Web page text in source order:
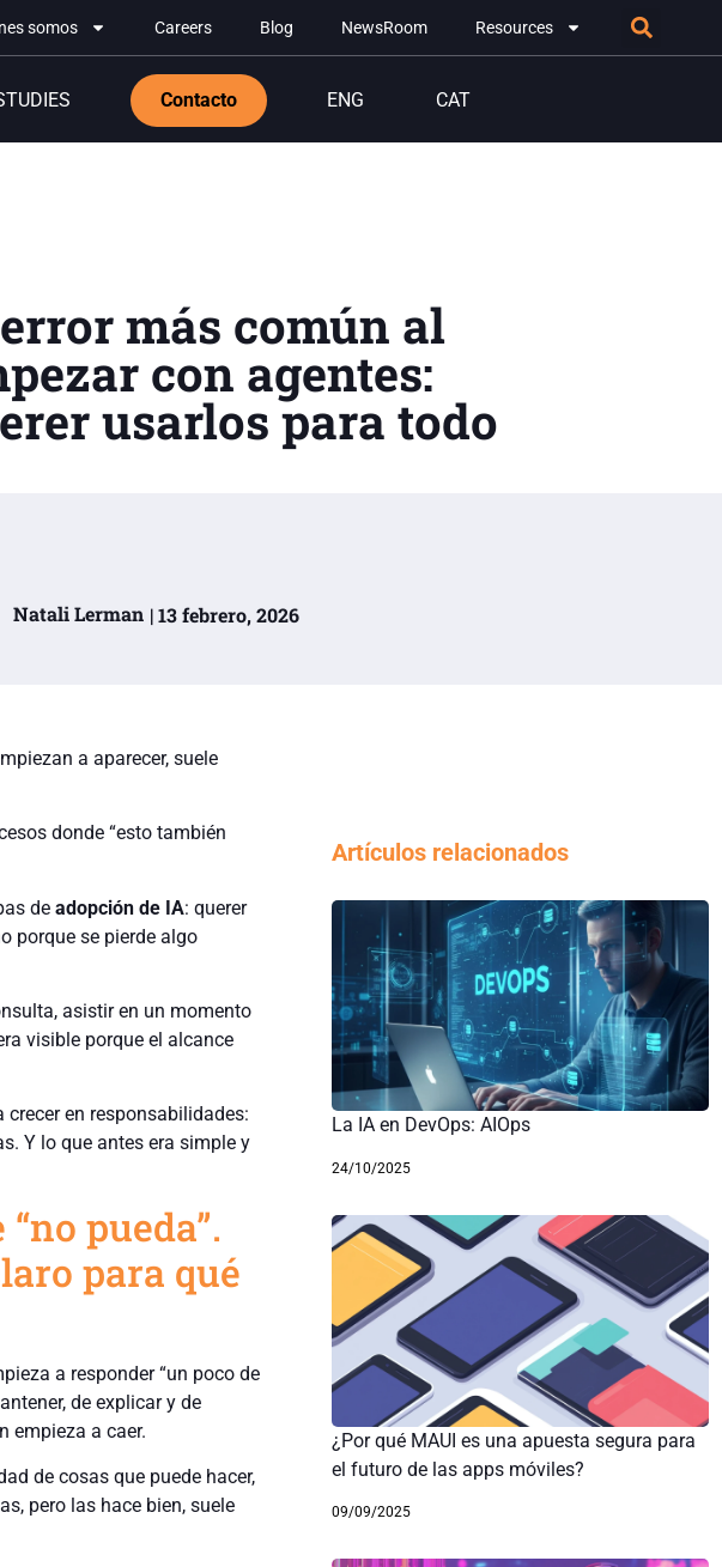
somos Careers Blog NewsRoom Resources
Contacto ENG CAT
más común al
con agentes:
usarlos para todo
Natali Lerman | 13 febrero, 2026
a aparecer, suele
donde “esto también
de adopción de IA: querer
porque se pierde algo
asistir en un momento
visible porque el alcance
crecer en responsabilidades:
Y lo que antes era simple y
pueda”.
para qué
a responder “un poco de
de explicar y de
empieza a caer.
de cosas que puede hacer,
pero las hace bien, suele
Artículos relacionados
La IA en DevOps: AIOps
24/10/2025
¿Por qué MAUI es una apuesta segura para
el futuro de las apps móviles?
09/09/2025